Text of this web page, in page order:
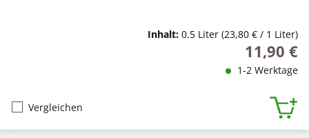
Inhalt: 0.5 Liter (23,80 € / 1 Liter)
Regulärer
11,90 €
1-2 Werktage
Vergleichen